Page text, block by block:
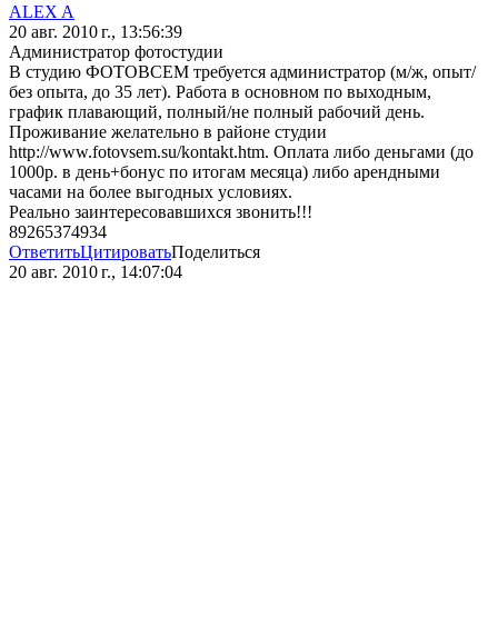
ALEX A
20 авг. 2010 г., 13:56:39
Администратор фотостудии
В студию ФОТОВСЕМ требуется администратор (м/ж, опыт/
без опыта, до 35 лет). Работа в основном по выходным,
график плавающий, полный/не полный рабочий день.
Проживание желательно в районе студии
http://www.fotovsem.su/kontakt.htm. Оплата либо деньгами (до
1000р. в день+бонус по итогам месяца) либо арендными
часами на более выгодных условиях.
Реально заинтересовавшихся звонить!!!
89265374934
ОтветитьЦитироватьПоделиться
20 авг. 2010 г., 14:07:04